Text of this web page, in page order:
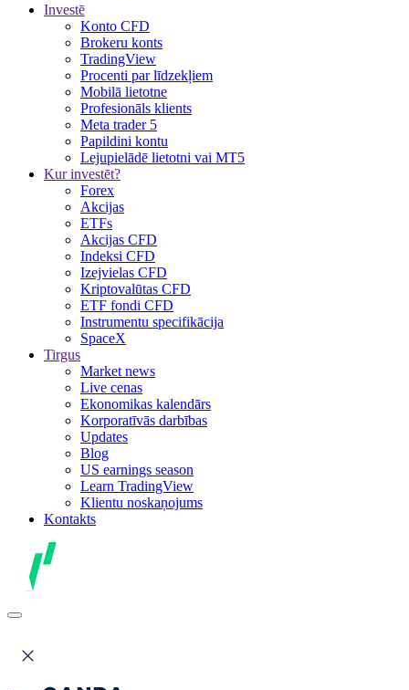
Investē
Konto CFD
Brokeru konts
TradingView
Procenti par līdzekļiem
Mobilā lietotne
Profesionāls klients
Meta trader 5
Papildini kontu
Lejupielādē lietotni vai MT5
Kur investēt?
Forex
Akcijas
ETFs
Akcijas CFD
Indeksi CFD
Izejvielas CFD
Kriptovalūtas CFD
ETF fondi CFD
Instrumentu specifikācija
SpaceX
Tirgus
Market news
Live cenas
Ekonomikas kalendārs
Korporatīvās darbības
Updates
Blog
US earnings season
Learn TradingView
Klientu noskaņojums
Kontakts